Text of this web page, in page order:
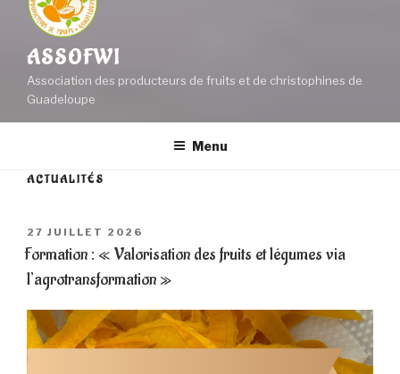
ASSOFWI
Association des producteurs de fruits et de christophines de
Guadeloupe
Menu
ACTUALITÉS
PUBLIÉ
LE
27 JUILLET 2026
Formation : « Valorisation des fruits et légumes via
l’agrotransformation »